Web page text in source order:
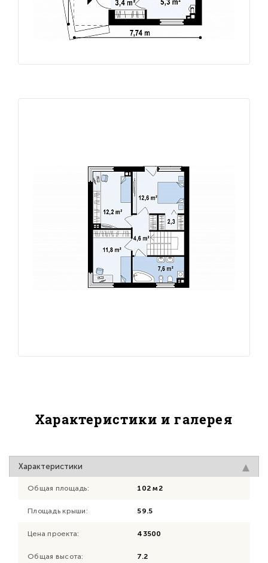
Характеристики и галерея
Характеристики
Общая площадь: 102 м2
Площадь крыши: 59.5
Цена проекта: 43500
Общая высота: 7.2